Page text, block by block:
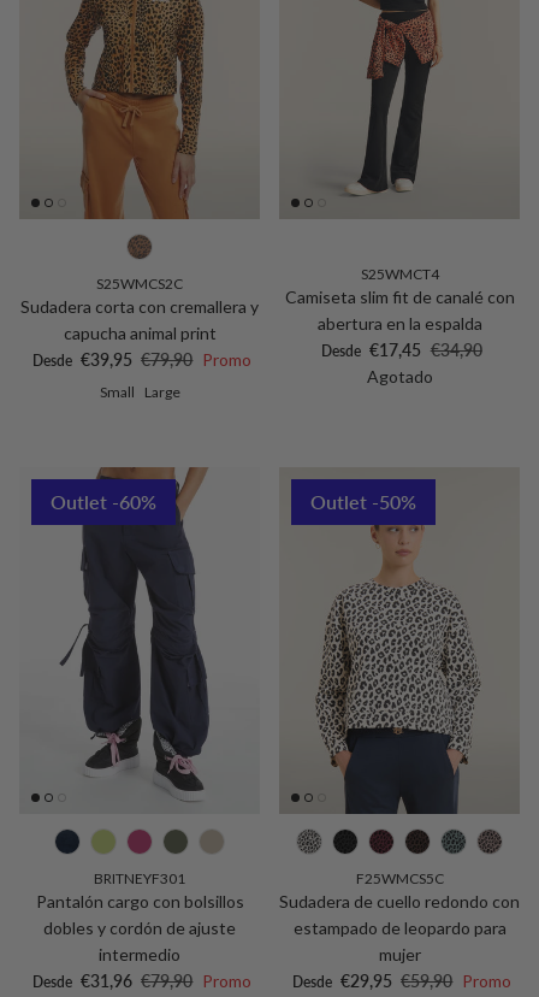
S25WMCS2C
Sudadera corta con cremallera y
capucha animal print
Precio de venta
Desde €39,95 Precio normal
€79,90 Promo
Small Large
S25WMCT4
Camiseta slim fit de canalé con
abertura en la espalda
Precio de venta
Desde €17,45 Precio normal
€34,90
Agotado
Outlet -60%
BRITNEYF301
Pantalón cargo con bolsillos
dobles y cordón de ajuste
intermedio
Precio de venta
Desde €31,96 Precio normal
€79,90 Promo
Outlet -50%
F25WMCS5C
Sudadera de cuello redondo con
estampado de leopardo para
mujer
Precio de venta
Desde €29,95 Precio normal
€59,90 Promo